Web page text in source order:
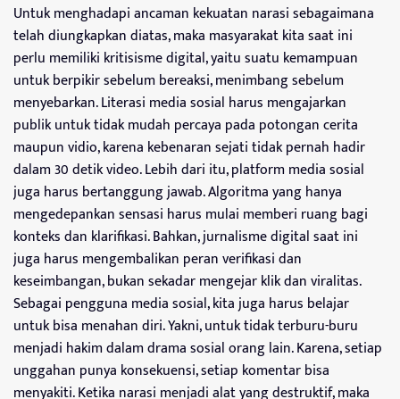
Untuk menghadapi ancaman kekuatan narasi sebagaimana
telah diungkapkan diatas, maka masyarakat kita saat ini
perlu memiliki kritisisme digital, yaitu suatu kemampuan
untuk berpikir sebelum bereaksi, menimbang sebelum
menyebarkan. Literasi media sosial harus mengajarkan
publik untuk tidak mudah percaya pada potongan cerita
maupun vidio, karena kebenaran sejati tidak pernah hadir
dalam 30 detik video. Lebih dari itu, platform media sosial
juga harus bertanggung jawab. Algoritma yang hanya
mengedepankan sensasi harus mulai memberi ruang bagi
konteks dan klarifikasi. Bahkan, jurnalisme digital saat ini
juga harus mengembalikan peran verifikasi dan
keseimbangan, bukan sekadar mengejar klik dan viralitas.
Sebagai pengguna media sosial, kita juga harus belajar
untuk bisa menahan diri. Yakni, untuk tidak terburu-buru
menjadi hakim dalam drama sosial orang lain. Karena, setiap
unggahan punya konsekuensi, setiap komentar bisa
menyakiti. Ketika narasi menjadi alat yang destruktif, maka